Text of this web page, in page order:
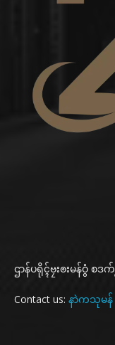
ဌာန်ပရိုၚ်ဗၠးၜးမန်ဝွံ စ
Contact us: နာဲကသုမန်